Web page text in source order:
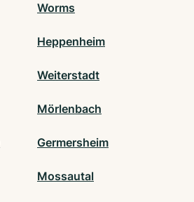
Worms
Heppenheim
Weiterstadt
Mörlenbach
Germersheim
Mossautal